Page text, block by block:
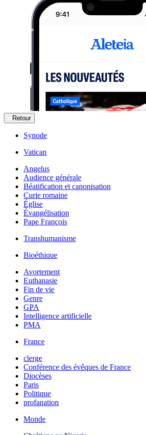
Retour
Synode
Vatican
Angelus
Audience générale
Béatification et canonisation
Curie romaine
Église
Évangélisation
Pape François
Transhumanisme
Bioéthique
Avortement
Euthanasie
Fin de vie
Genre
GPA
Intelligence artificielle
PMA
France
clerge
Conférence des évêques de France
Diocèses
Paris
Politique
profanation
Monde